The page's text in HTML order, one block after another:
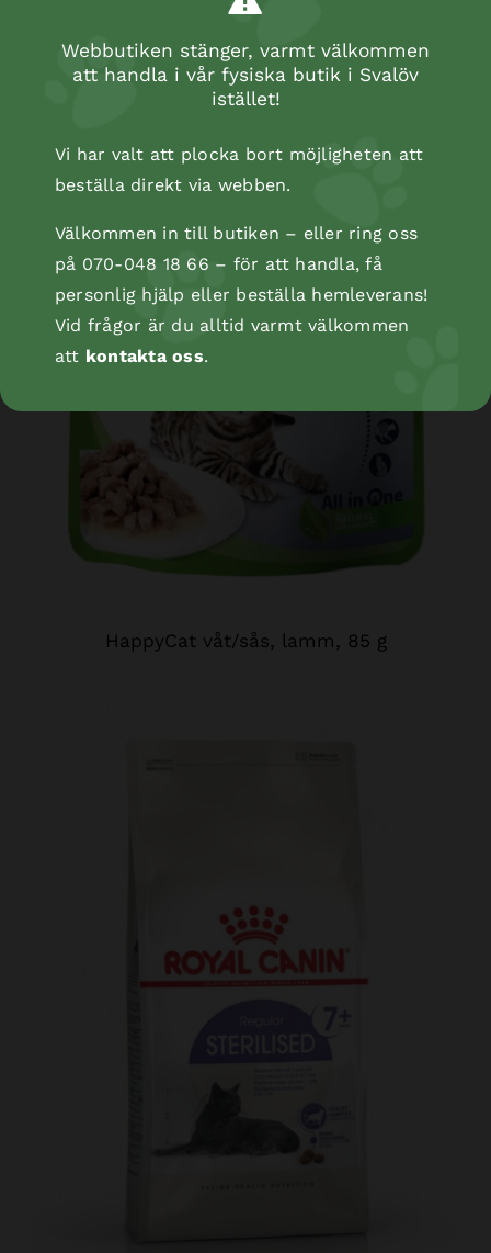
HappyCat våt/sås, lamm, 85 g
Webbutiken stänger, varmt välkommen
att handla i vår fysiska butik i Svalöv
istället!
Vi har valt att plocka bort möjligheten att
beställa direkt via webben.
Välkommen in till butiken – eller ring oss
på 070-048 18 66 – för att handla, få
personlig hjälp eller beställa hemleverans!
Vid frågor är du alltid varmt välkommen
att kontakta oss.